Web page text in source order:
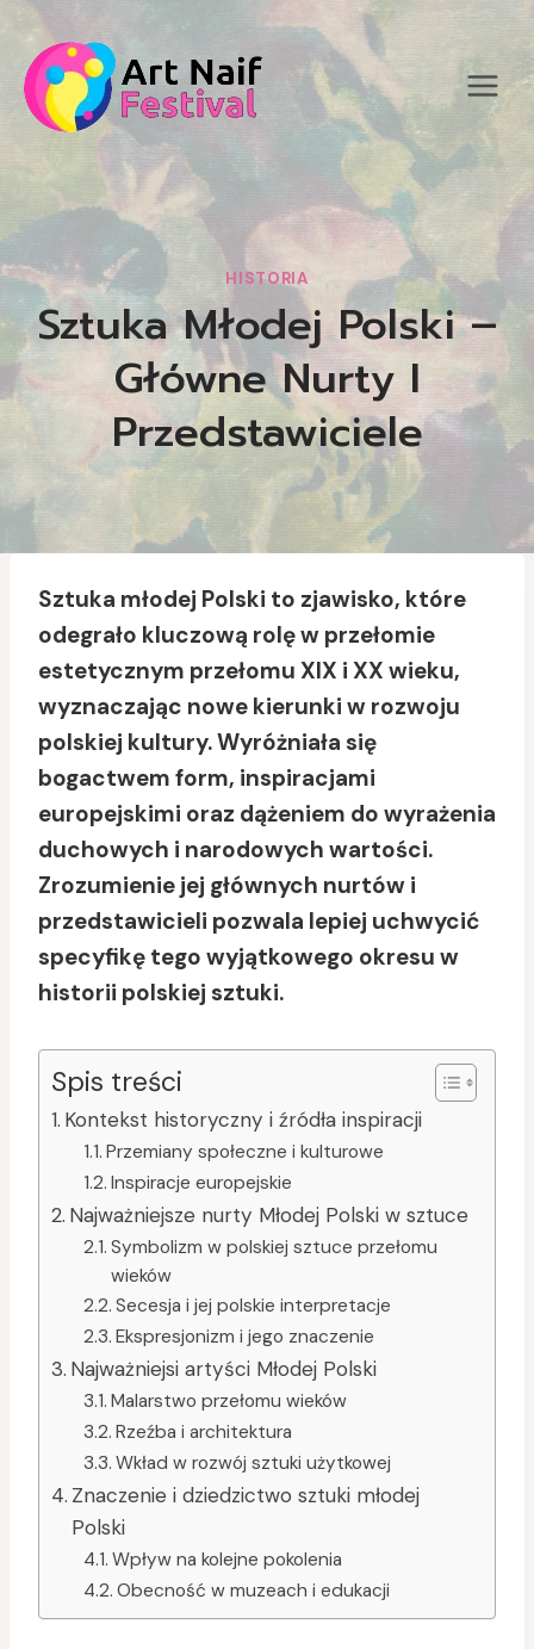
Przejdź
treści
HISTORIA
Sztuka Młodej Polski –
Główne Nurty I
Przedstawiciele
Sztuka młodej Polski to zjawisko, które
odegrało kluczową rolę w przełomie
estetycznym przełomu XIX i XX wieku,
wyznaczając nowe kierunki w rozwoju
polskiej kultury. Wyróżniała się
bogactwem form, inspiracjami
europejskimi oraz dążeniem do wyrażenia
duchowych i narodowych wartości.
Zrozumienie jej głównych nurtów i
przedstawicieli pozwala lepiej uchwycić
specyfikę tego wyjątkowego okresu w
historii polskiej sztuki.
Spis treści
Kontekst historyczny i źródła inspiracji
Przemiany społeczne i kulturowe
Inspiracje europejskie
Najważniejsze nurty Młodej Polski w sztuce
Symbolizm w polskiej sztuce przełomu
wieków
Secesja i jej polskie interpretacje
Ekspresjonizm i jego znaczenie
Najważniejsi artyści Młodej Polski
Malarstwo przełomu wieków
Rzeźba i architektura
Wkład w rozwój sztuki użytkowej
Znaczenie i dziedzictwo sztuki młodej
Polski
Wpływ na kolejne pokolenia
Obecność w muzeach i edukacji